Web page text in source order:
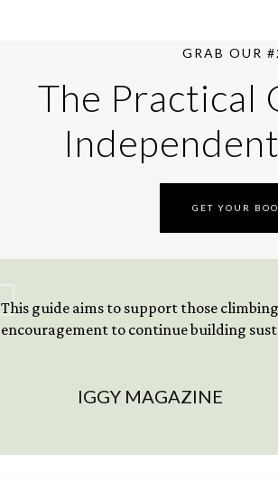
GRAB OUR
The Practical
GET YOUR
This guide aims to support those
encouragement to continue building
IGGY MAGAZINE